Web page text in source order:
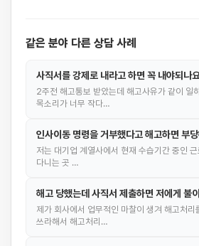
같은 분야 다른 상담 사례
사직서를 강제로 내라고 하면 꼭 내야되나
2주전 해고통보 받았는데 해고사유가 같이 일
목소리가 너무 작다…
인사이동 명령을 거부했다고 해고하면 부
저는 대기업 계열사에서 현재 수습기간 중인
다니는 곳 …
해고 당했는데 사직서 제출하면 저에게 불
제가 회사에서 업무적인 마찰이 생겨 해고처리
쓰라해서 해고처리…